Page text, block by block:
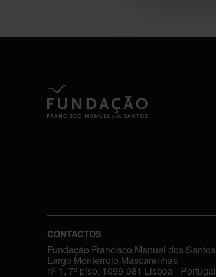
CONTACTOS
Fundação Francisco Manuel dos Santos
Largo Monterroio Mascarenhas,
nº 1, 7º piso, 1099-081 Lisboa - Portugal